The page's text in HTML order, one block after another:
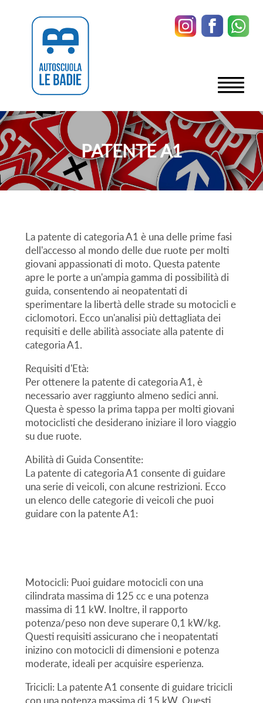
PATENTE A1
La patente di categoria A1 è una delle prime fasi
dell'accesso al mondo delle due ruote per molti
giovani appassionati di moto. Questa patente
apre le porte a un'ampia gamma di possibilità di
guida, consentendo ai neopatentati di
sperimentare la libertà delle strade su motocicli e
ciclomotori. Ecco un'analisi più dettagliata dei
requisiti e delle abilità associate alla patente di
categoria A1.
Requisiti d'Età:
Per ottenere la patente di categoria A1, è
necessario aver raggiunto almeno sedici anni.
Questa è spesso la prima tappa per molti giovani
motociclisti che desiderano iniziare il loro viaggio
su due ruote.
Abilità di Guida Consentite:
La patente di categoria A1 consente di guidare
una serie di veicoli, con alcune restrizioni. Ecco
un elenco delle categorie di veicoli che puoi
guidare con la patente A1:
Motocicli: Puoi guidare motocicli con una
cilindrata massima di 125 cc e una potenza
massima di 11 kW. Inoltre, il rapporto
potenza/peso non deve superare 0,1 kW/kg.
Questi requisiti assicurano che i neopatentati
inizino con motocicli di dimensioni e potenza
moderate, ideali per acquisire esperienza.
Tricicli: La patente A1 consente di guidare tricicli
con una potenza massima di 15 kW. Questi